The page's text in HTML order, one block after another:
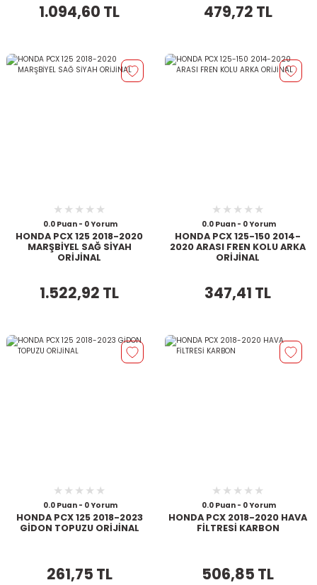
1.094,60 TL 479,72 TL
0.0 Puan - 0 Yorum
HONDA PCX 125 2018-2020
MARŞBİYEL SAĞ SİYAH
ORİJİNAL
1.522,92 TL
0.0 Puan - 0 Yorum
HONDA PCX 125-150 2014-
2020 ARASI FREN KOLU ARKA
ORİJİNAL
347,41 TL
0.0 Puan - 0 Yorum
HONDA PCX 125 2018-2023
GİDON TOPUZU ORİJİNAL
261,75 TL
0.0 Puan - 0 Yorum
HONDA PCX 2018-2020 HAVA
FİLTRESİ KARBON
506,85 TL